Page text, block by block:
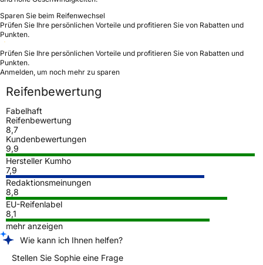
Sparen Sie beim Reifenwechsel
Prüfen Sie Ihre persönlichen Vorteile und profitieren Sie von Rabatten und
Punkten.
Prüfen Sie Ihre persönlichen Vorteile und profitieren Sie von Rabatten und
Punkten.
Anmelden, um noch mehr zu sparen
Reifenbewertung
Fabelhaft
Reifenbewertung
8,7
Kundenbewertungen
9,9
Hersteller Kumho
7,9
Redaktionsmeinungen
8,8
EU-Reifenlabel
8,1
mehr anzeigen
Wie kann ich Ihnen helfen?
Stellen Sie Sophie eine Frage